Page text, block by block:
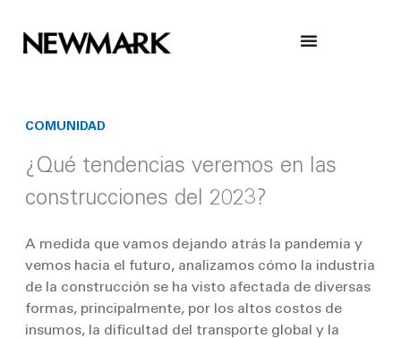
content
COMUNIDAD
¿Qué tendencias veremos en las
construcciones del 2023?
A medida que vamos dejando atrás la pandemia y
vemos hacia el futuro, analizamos cómo la industria
de la construcción se ha visto afectada de diversas
formas, principalmente, por los altoscostos de
insumos, la dificultad del transporte global y la